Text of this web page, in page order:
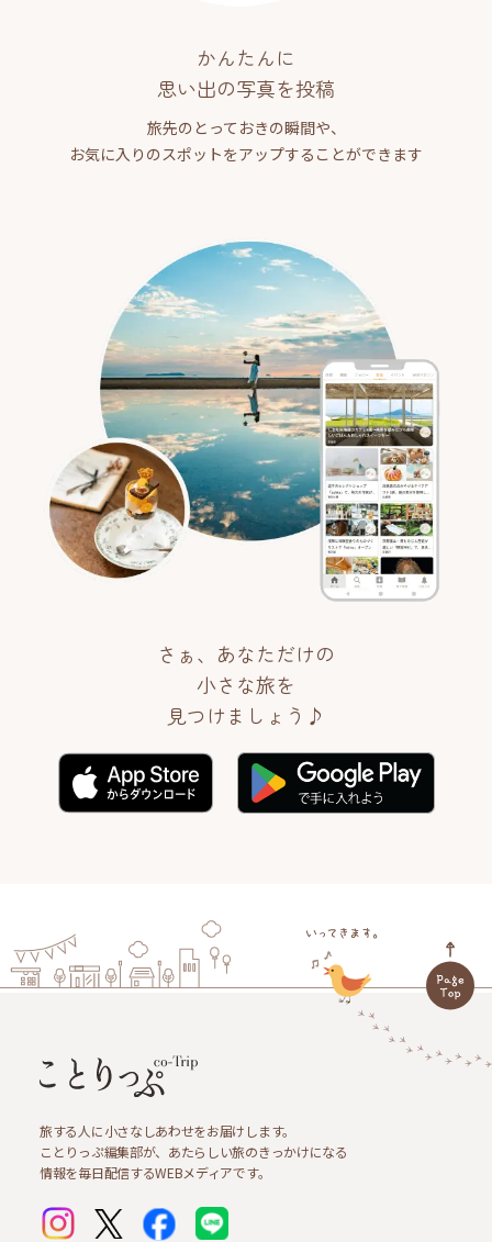
かんたんに
思い出の写真を投稿
旅先のとっておきの瞬間や、
お気に入りのスポットをアップすることができます
さぁ、あなただけの
小さな旅を
見つけましょう♪
旅する人に小さなしあわせをお届けします。
ことりっぷ編集部が、あたらしい旅のきっかけになる
情報を毎日配信するWEBメディアです。